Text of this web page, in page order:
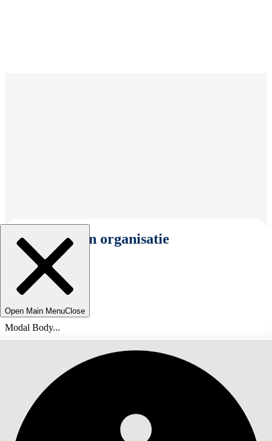
Selecteer een organisatie
Open Main MenuClose
Modal Body...